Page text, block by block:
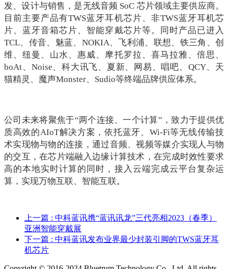
发、设计与销售，是无线音频 SoC 芯片领域主要供应商。
目前主要产品有TWS蓝牙耳机芯片、非TWS蓝牙耳机芯
片、蓝牙音箱芯片、智能穿戴芯片等。同时产品已进入
TCL、传音、魅蓝、NOKIA、飞利浦、联想、铁三角、创
维、纽曼、山水、惠威、摩托罗拉、喜马拉雅、倍思、
boAt、Noise、科大讯飞、夏新、网易、唱吧、QCY、天
猫精灵、魔声Monster、Sudio等终端品牌供应体系。
公司未来将聚焦于“两个连接、一个计算”，致力于提供优
质高效的AIoT解决方案，依托蓝牙、Wi-Fi等无线传输技
术实现物与物的连接，通过音频、视频等媒介实现人与物
的交互，在芯片端融入边缘计算技术，在完成时效性要求
高的本地实时计算的同时，接入云端完成云平台复杂运
算，实现万物互联、智能互联。
上一篇 : 中科蓝讯携“蓝讯讯龙”三代亮相2023（春季）
亚洲智能穿戴展
下一篇 : 中科蓝讯发布业界最少封装引脚的TWS蓝牙耳
机芯片